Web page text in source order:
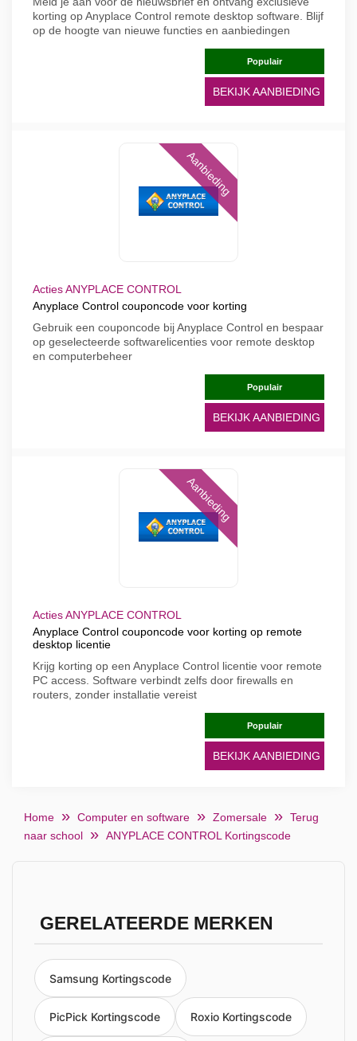
korting op Anyplace Control remote desktop software. Blijf
op de hoogte van nieuwe functies en aanbiedingen
Populair
BEKIJK AANBIEDING
Aanbieding
Acties ANYPLACE CONTROL
Anyplace Control couponcode voor korting
Gebruik een couponcode bij Anyplace Control en bespaar
op geselecteerde softwarelicenties voor remote desktop
en computerbeheer
Populair
BEKIJK AANBIEDING
Aanbieding
Acties ANYPLACE CONTROL
Anyplace Control couponcode voor korting op remote
desktop licentie
Krijg korting op een Anyplace Control licentie voor remote
PC access. Software verbindt zelfs door firewalls en
routers, zonder installatie vereist
Populair
BEKIJK AANBIEDING
Home Computer en software Zomersale
Terug
naar school
ANYPLACE CONTROL Kortingscode
GERELATEERDE MERKEN
Samsung Kortingscode
PicPick Kortingscode Roxio Kortingscode